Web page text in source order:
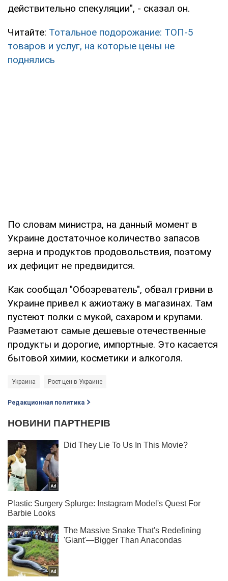
действительно спекуляции", - сказал он.
Читайте: Тотальное подорожание: ТОП-5
товаров и услуг, на которые цены не
поднялись
По словам министра, на данный момент в
Украине достаточное количество запасов
зерна и продуктов продовольствия, поэтому
их дефицит не предвидится.
Как сообщал "Обозреватель", обвал гривни в
Украине привел к ажиотажу в магазинах. Там
пустеют полки с мукой, сахаром и крупами.
Разметают самые дешевые отечественные
продукты и дорогие, импортные. Это касается
бытовой химии, косметики и алкоголя.
Украина Рост цен в Украине
Редакционная политика